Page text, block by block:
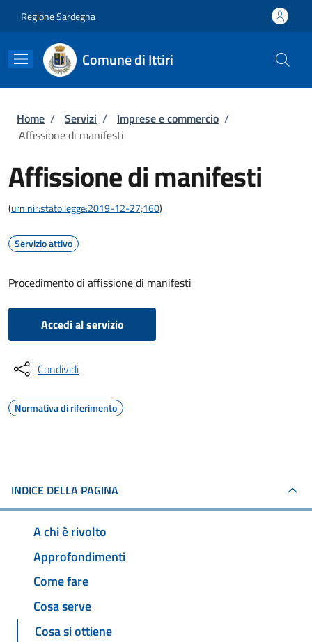
Regione Sardegna
Comune di Ittiri
Briciole di pane
Home / Servizi / Imprese e commercio /
Affissione di manifesti
Affissione di manifesti
(urn:nir:stato:legge:2019-12-27;160)
Servizio attivo
Procedimento di affissione di manifesti
Accedi al servizio
Condividi
Normativa di riferimento
INDICE DELLA PAGINA
A chi è rivolto
Approfondimenti
Come fare
Cosa serve
Cosa si ottiene